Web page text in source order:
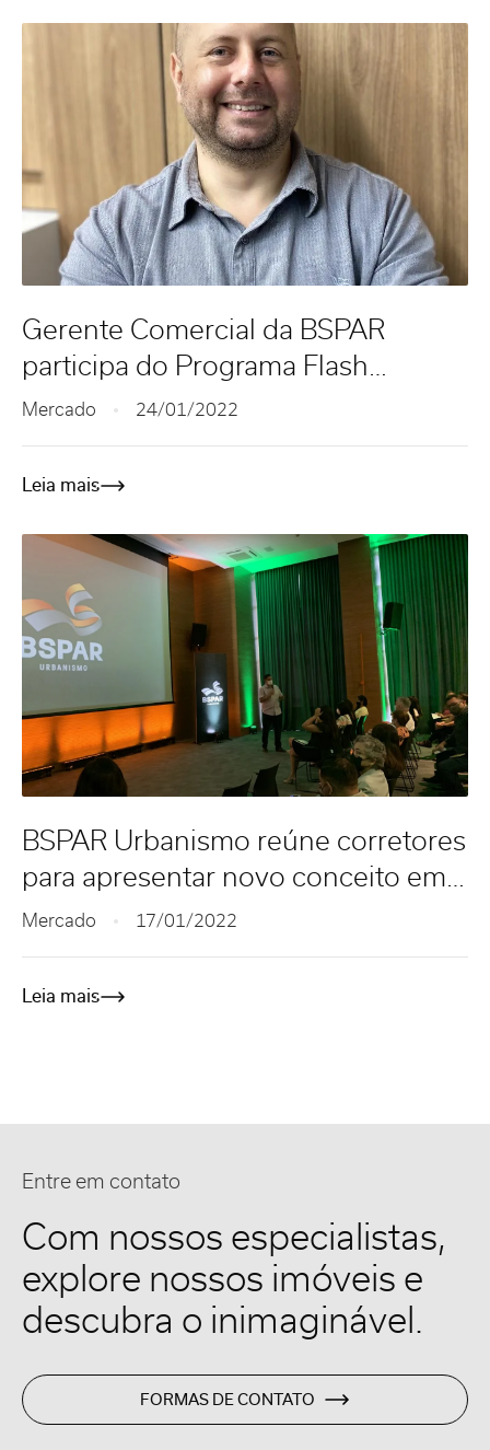
Gerente Comercial da BSPAR
participa do Programa Flash
Imobiliário
Mercado 24/01/2022
Leia mais
BSPAR Urbanismo reúne corretores
para apresentar novo conceito em
loteamento
Mercado 17/01/2022
Leia mais
Entre em contato
Com nossos especialistas,
explore nossos imóveis e
descubra o inimaginável.
FORMAS DE CONTATO